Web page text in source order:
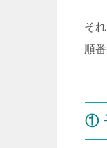
そ
順
①